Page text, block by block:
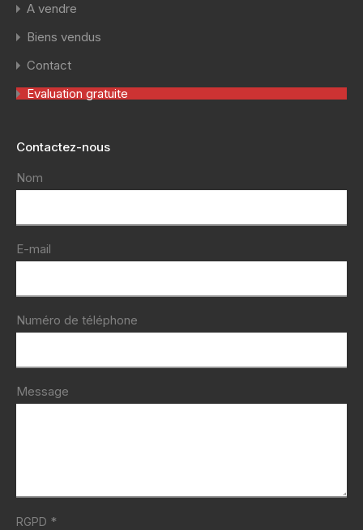
A vendre
Biens vendus
Contact
Evaluation gratuite
Contactez-nous
Nom
E-mail
Numéro de téléphone
Message
RGPD *